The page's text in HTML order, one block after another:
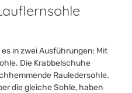
in zwei Ausführungen: Mit
Die Krabbelschuhe
Rauledersohle.
die gleiche Sohle, haben